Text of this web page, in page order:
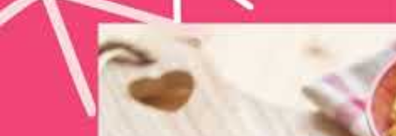
Für alle, die gerne länger schlafen. Bereite den Teig am Vorabend zu und
schiebe die Brötchen einfach am nächsten Morgen in den Ofen. Der Teig gelingt
im Thermomix® TM31, TM5® und TM6®.
4,93 · 1.522 Bewertungen Aktualisiert 8. Juni 2026
Direkt zum Rezept
Gespeichert
Speichern Drucken Einkaufsliste